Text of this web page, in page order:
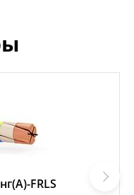
FRLS